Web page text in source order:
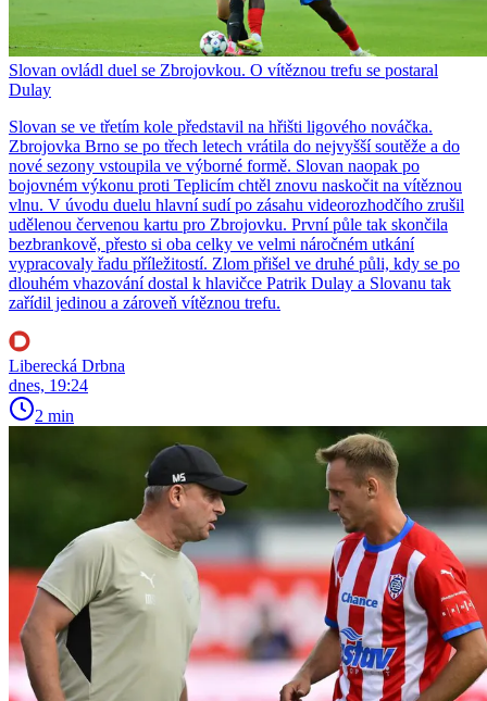
Slovan ovládl duel se Zbrojovkou. O vítěznou trefu se postaral
Dulay
Slovan se ve třetím kole představil na hřišti ligového nováčka.
Zbrojovka Brno se po třech letech vrátila do nejvyšší soutěže a do
nové sezony vstoupila ve výborné formě. Slovan naopak po
bojovném výkonu proti Teplicím chtěl znovu naskočit na vítěznou
vlnu. V úvodu duelu hlavní sudí po zásahu videorozhodčího zrušil
udělenou červenou kartu pro Zbrojovku. První půle tak skončila
bezbrankově, přesto si oba celky ve velmi náročném utkání
vypracovaly řadu příležitostí. Zlom přišel ve druhé půli, kdy se po
dlouhém vhazování dostal k hlavičce Patrik Dulay a Slovanu tak
zařídil jedinou a zároveň vítěznou trefu.
Liberecká Drbna
dnes, 19:24
2 min